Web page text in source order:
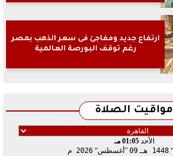
ارتفاع جديد ومفاجئ فى سعر الذهب بمصر
رغم توقف البورصة العالمية
مواقيت الصلاة
الأحد01:05 مـ
1448 هـ 09 أغسطس 2026 م